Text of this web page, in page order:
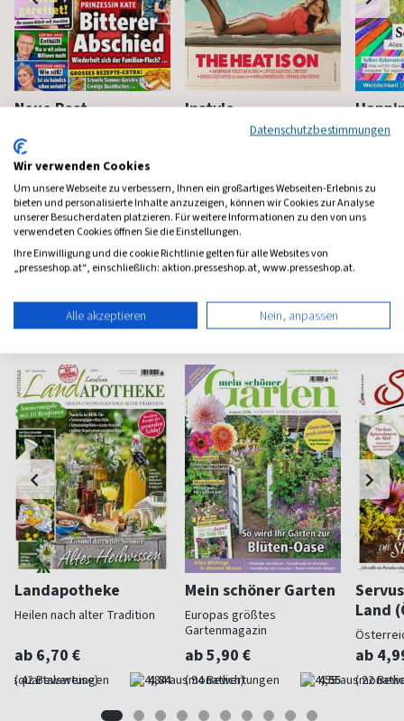
Neue Post
ab 3,90 €
(werktäglich) 4,65
Instyle
Fashion, Beauty, Lifestyle &
(monatlich) 4,57 (8 x pro
Haus & Garten Magazine
Landapotheke
Heilen nach alter Tradition
ab 6,70 €
(quartalsweise) 4,84
Mein schöner Garten
Europas größtes
Gartenmagazin
ab 5,90 €
(monatlich) 4,55
Land
ab
Datenschutzbestimmungen
Wir verwenden Cookies
Um unsere Webseite zu verbessern, Ihnen ein großartiges Webseiten-Erlebnis zu
bieten und personalisierte Inhalte anzuzeigen, können wir Cookies zur Analyse
unserer Besucherdaten platzieren. Für weitere Informationen zu den von uns
verwendeten Cookies öffnen Sie die Einstellungen.
Ihre Einwilligung und die cookie Richtlinie gelten für alle Websites von
„presseshop.at“, einschließlich: aktion.presseshop.at, www.presseshop.at.
Alle akzeptieren Nein, anpassen